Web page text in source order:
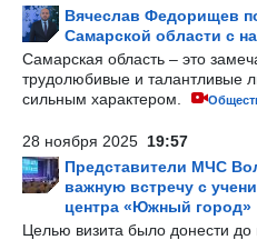
Вячеслав Федорищев
Самарской области с
Самарская область – это
трудолюбивые и талантливые
сильным характером.
28 ноября 2025 19:57
Представители МЧС
важную встречу с
центра «Южный город»
Целью визита было донести